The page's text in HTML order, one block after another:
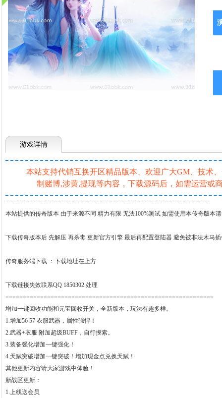
游戏详情
本站支持代销互换开区精品版本、欢迎广大GM、技术
制赌博,涉黄,提现等内容，下载源码后，如需运营或
===========================================================
本站提供的传奇版本 由于来源不同 精力有限 无法100%测试 如需使用本传奇版本
下载传奇版本后 先解压 再杀毒 更新官方引擎 最后再配置登陆器 避免被非法木马
传奇服务端下载 ：下载地址在上方
下载链接失效联系QQ 1850302 处理
============================================================
增加一键回收功能和元宝回收开关，全新版本，玩法有趣多样。
1.增加56 57 衣服武器，属性强悍！
2.武器+衣服 附加超级BUFF，自行摸索。
3.装备强化增加一键强化！
4.天赋突破增加一键突破！增加现金点兑换天赋！
其他更新内容请大家游戏中体验！
新战区更新：
1.上线送会员